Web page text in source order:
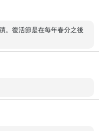
。復活節是在每年春分之後